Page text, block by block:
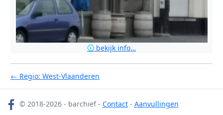
🛈 bekijk info…
← Regio: West-Vlaanderen
© 2018-2026 - barchief - Contact- Aanvullingen